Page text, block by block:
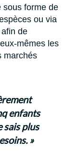
sous forme de
ou via
de
mêmes les
marchés
enfants
sais plus
»